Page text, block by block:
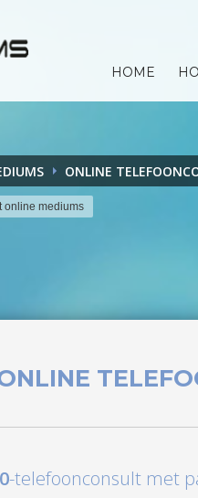
HOME
ONLINE
online mediums
-telefoonconsult met